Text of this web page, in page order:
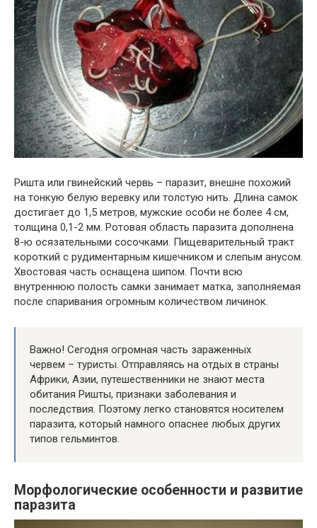
Ришта или гвинейский червь – паразит, внешне похожий
на тонкую белую веревку или толстую нить. Длина самок
достигает до 1,5 метров, мужские особи не более 4 см,
толщина 0,1-2 мм. Ротовая область паразита дополнена
8-ю осязательными сосочками. Пищеварительный тракт
короткий с рудиментарным кишечником и слепым анусом.
Хвостовая часть оснащена шипом. Почти всю
внутреннюю полость самки занимает матка, заполняемая
после спаривания огромным количеством личинок.
Важно! Сегодня огромная часть зараженных
червем – туристы. Отправляясь на отдых в страны
Африки, Азии, путешественники не знают места
обитания Ришты, признаки заболевания и
последствия. Поэтому легко становятся носителем
паразита, который намного опаснее любых других
типов гельминтов.
Морфологические особенности и развитие
паразита